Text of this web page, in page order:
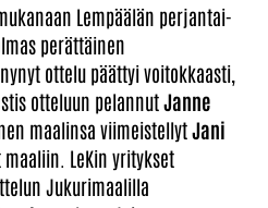
Lempäälän perjantai-
perättäinen
ottelu päättyi voitokkaasti,
otteluun pelannutJanne
maalinsa viimeistellytJani
LeKin yritykset
Jukurimaalilla